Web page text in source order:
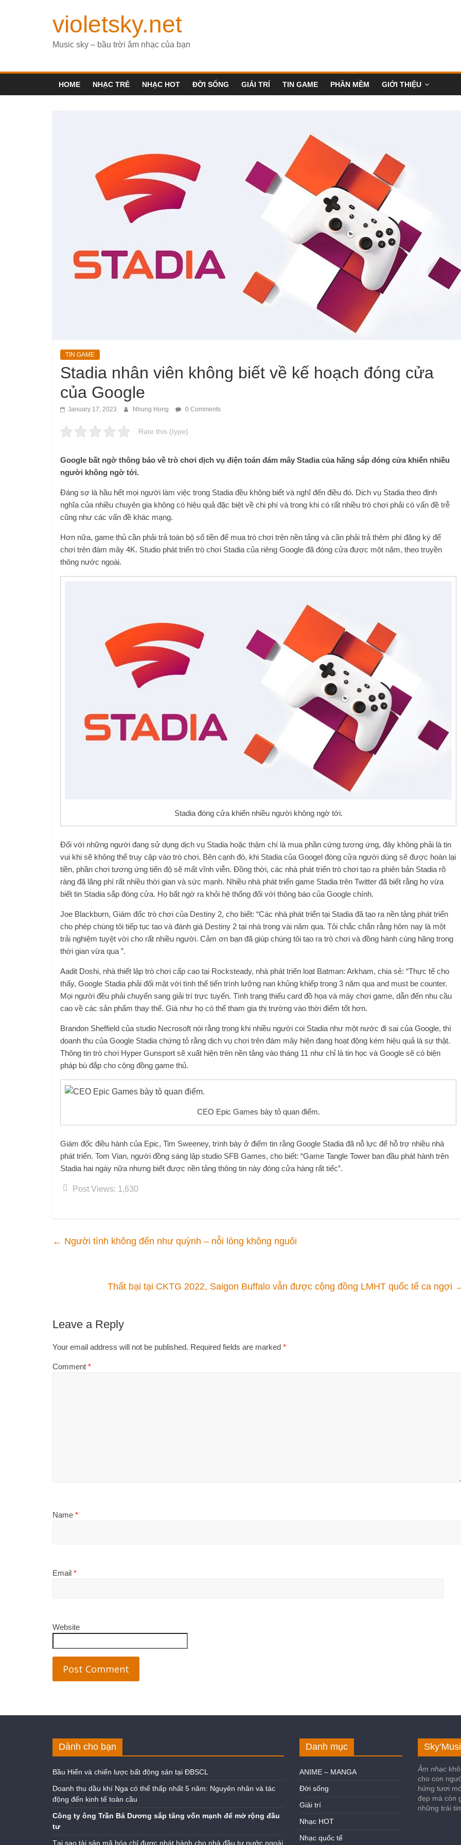
violetsky.net
Music sky – bầu trời âm nhạc của bạn
HOME NHẠC TRẺ NHẠC HOT ĐỜI SỐNG GIẢI TRÍ TIN GAME PHẦN MỀM GIỚI THIỆU
TIN GAME
Stadia nhân viên không biết về kế hoạch đóng cửa
của Google
January 17, 2023 Nhung Hong 0 Comments
Rate this {type}
Google bất ngờ thông báo về trò chơi dịch vụ điện toán đám mây Stadia của hãng sắp đóng cửa khiến nhiều
người không ngờ tới.
Đáng sợ là hầu hết mọi người làm việc trong Stadia đều không biết và nghĩ đến điều đó. Dịch vụ Stadia theo định
nghĩa của nhiều chuyên gia không có hiệu quả đặc biệt về chi phí và trong khi có rất nhiều trò chơi phải có vấn đề trễ
cũng như các vấn đề khác mạng.
Hơn nữa, game thủ cần phải trả toàn bộ số tiền để mua trò chơi trên nền tảng và cần phải trả thêm phí đăng ký để
chơi trên đám mây 4K. Studio phát triển trò chơi Stadia của riêng Google đã đóng cửa được một năm, theo truyền
thông nước ngoài.
Stadia đóng cửa khiến nhiều người không ngờ tới.
Đối với những người đang sử dụng dịch vụ Stadia hoặc thậm chí là mua phần cứng tương ứng, đây không phải là tin
vui khi sẽ không thể truy cập vào trò chơi. Bên cạnh đó, khi Stadia của Googel đóng cửa người dùng sẽ được hoàn lại
tiền, phần chơi tương ứng tiến độ sẽ mất vĩnh viễn. Đồng thời, các nhà phát triển trò chơi tạo ra phiên bản Stadia rõ
ràng đã lãng phí rất nhiều thời gian và sức mạnh. Nhiều nhà phát triển game Stadia trên Twitter đã biết rằng họ vừa
biết tin Stadia sắp đóng cửa. Họ bất ngờ ra khỏi hệ thống đối với thông báo của Google chính.
Joe Blackburn, Giám đốc trò chơi của Destiny 2, cho biết: “Các nhà phát triển tại Stadia đã tạo ra nền tảng phát triển
cho phép chúng tôi tiếp tục tạo và đánh giá Destiny 2 tại nhà trong vài năm qua. Tôi chắc chắn rằng hôm nay là một
trải nghiệm tuyệt vời cho rất nhiều người. Cảm ơn bạn đã giúp chúng tôi tạo ra trò chơi và đồng hành cùng hãng trong
thời gian vừa qua ”.
Aadit Doshi, nhà thiết lập trò chơi cấp cao tại Rocksteady, nhà phát triển loạt Batman: Arkham, chia sẻ: “Thực tế cho
thấy, Google Stadia phải đối mặt với tình thế tiến trình lưỡng nan khủng khiếp trong 3 năm qua and must be counter.
Mọi người đều phải chuyển sang giải trí trực tuyến. Tình trạng thiếu card đồ họa và máy chơi game, dẫn đến nhu cầu
cao về các sản phẩm thay thế. Giá như họ có thể tham gia thị trường vào thời điểm tốt hơn.
Brandon Sheffield của studio Necrosoft nói rằng trong khi nhiều người coi Stadia như một nước đi sai của Google, thì
doanh thu của Google Stadia chứng tỏ rằng dịch vụ chơi trên đám mây hiện đang hoạt động kém hiệu quả là sự thật.
Thông tin trò chơi Hyper Gunsport sẽ xuất hiện trên nền tảng vào tháng 11 như chỉ là tin học và Google sẽ có biện
pháp bù đắp cho cộng đồng game thủ.
CEO Epic Games bày tỏ quan điểm.
Giám đốc điều hành của Epic, Tim Sweeney, trình bày ở điểm tin rằng Google Stadia đã nỗ lực để hỗ trợ nhiều nhà
phát triển. Tom Vian, người đồng sáng lập studio SFB Games, cho biết: “Game Tangle Tower ban đầu phát hành trên
Stadia hai ngày nữa nhưng biết được nền tảng thông tin này đóng cửa hàng rất tiếc”.
Post Views: 1,630
← Người tình không đến như quỳnh – nỗi lòng không nguôi
Thất bại tại CKTG 2022, Saigon Buffalo vẫn được cộng đồng LMHT quốc tế ca ngợi
Leave a Reply
Your email address will not be published. Required fields are marked *
Comment *
Name *
Email *
Website
Dành cho bạn
Bầu Hiển và chiến lược bất động sản tại ĐBSCL
Doanh thu dầu khí Nga có thể thấp nhất 5 năm: Nguyên nhân và tác
động đến kinh tế toàn cầu
Công ty ông Trần Bá Dương sắp tăng vốn mạnh để mở rộng đầu
tư
Tại sao tài sản mã hóa chỉ được phát hành cho nhà đầu tư nước ngoài
Danh mục
ANIME – MANGA
Đời sống
Giải trí
Nhạc HOT
Nhạc quốc tế
Âm nhạc
cho con
hứng tươi
đẹp mà còn
những trái